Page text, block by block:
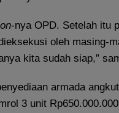
-nya OPD. Setelah itu
oleh masing-
kita sudah siap,”
armada
3 unit